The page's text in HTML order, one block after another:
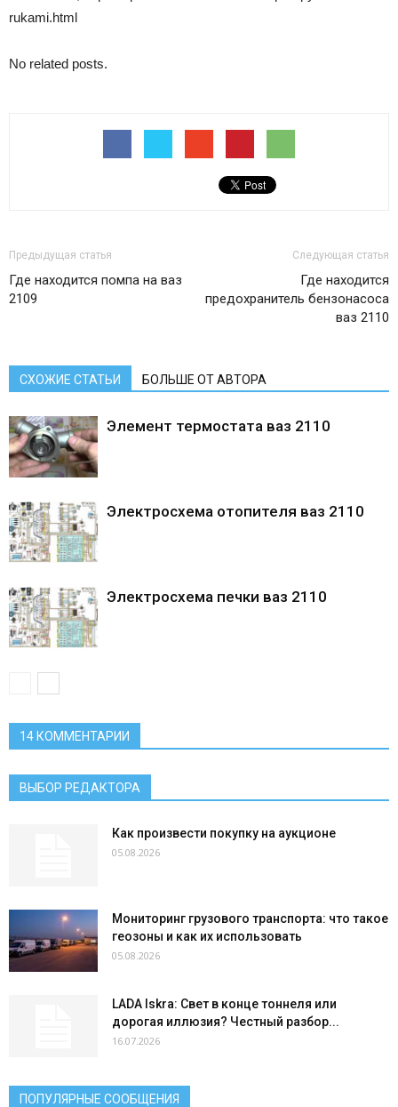
rukami.html
No related posts.
Предыдущая статья
Где находится помпа на ваз
2109
Следующая статья
Где находится
предохранитель бензонасоса
ваз 2110
СХОЖИЕ СТАТЬИ БОЛЬШЕ ОТ АВТОРА
Элемент термостата ваз 2110
Электросхема отопителя ваз 2110
Электросхема печки ваз 2110
14 КОММЕНТАРИИ
ВЫБОР РЕДАКТОРА
Как произвести покупку на аукционе
05.08.2026
Мониторинг грузового транспорта: что такое
геозоны и как их использовать
05.08.2026
LADA Iskra: Свет в конце тоннеля или
дорогая иллюзия? Честный разбор...
16.07.2026
ПОПУЛЯРНЫЕ СООБЩЕНИЯ